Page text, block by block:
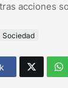
acciones
Sociedad